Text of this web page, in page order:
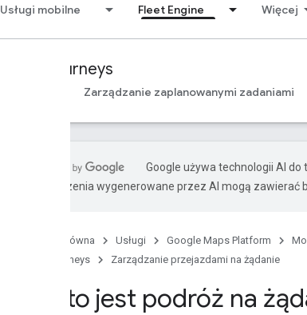
Usługi mobilne Fleet Engine Więcej
Journeys
Zarządzanie zaplanowanymi zadaniami
Google używa technologii AI
Tłumaczenia wygenerowane przez AI mogą zawierać
Strona główna Usługi Google Maps Platform
Journeys
Zarządzanie przejazdami na żądanie
Co to jest podróż na